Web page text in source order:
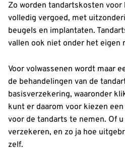
Zo worden tandartskosten voor
volledig vergoed, met
beugels en implantaten.
vallen ook niet onder het eigen
Voor volwassenen wordt maar
de behandelingen van de
basisverzekering, waaronder
kunt er daarom voor kiezen
voor de tandarts te nemen. Of
verzekeren, en zo ja hoe
zelf.